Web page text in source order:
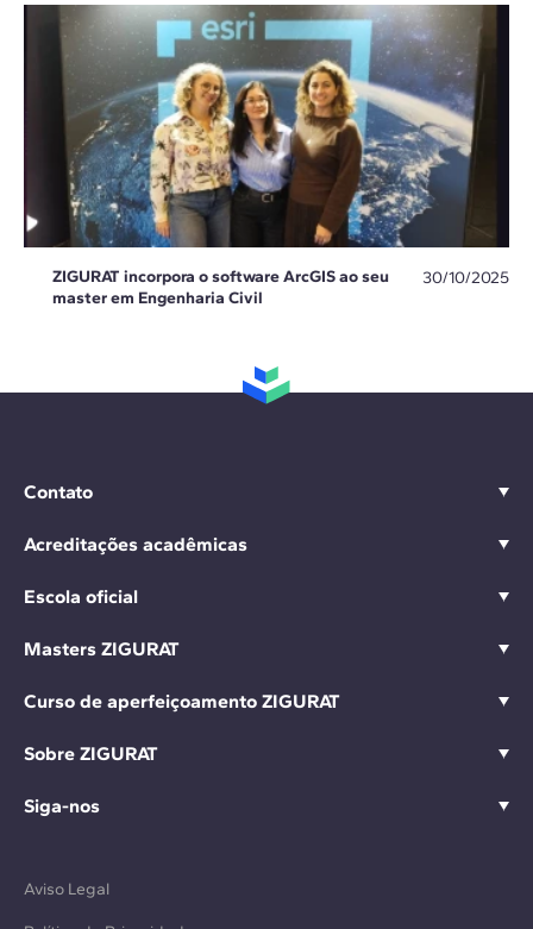
ZIGURAT incorpora o software ArcGIS ao seu
master em Engenharia Civil
30/10/2025
Contato
Acreditações acadêmicas
Escola oficial
Masters ZIGURAT
Curso de aperfeiçoamento ZIGURAT
Sobre ZIGURAT
Siga-nos
Aviso Legal